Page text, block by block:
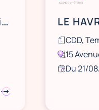
Hôte(ses) accueil et service boissons
15
Du 21/